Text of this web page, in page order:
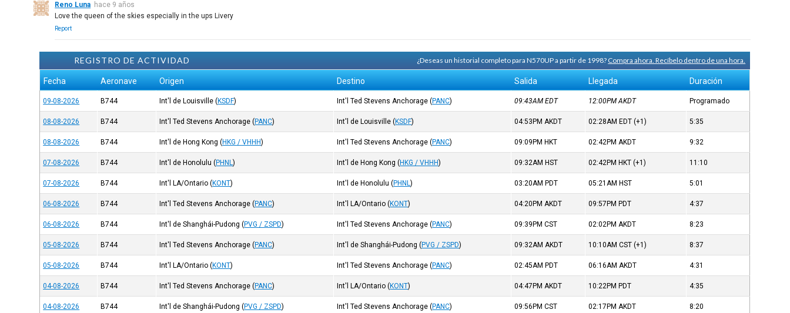
Reno Luna hace 9 años
Love the queen of the skies especially in the ups Livery
Report
REGISTRO DE ACTIVIDAD ¿Deseas un historial completo para N570UP a partir de 1998?Compra ahora. Recíbelo dentro de una hora.
Fecha Aeronave Origen Destino Salida Llegada Duración
09-08-2026 B744 Int'l de Louisville (KSDF) Int'l Ted Stevens Anchorage (PANC) 09:43AMEDT 12:00PMAKDT Programado
08-08-2026 B744 Int'l Ted Stevens Anchorage (PANC) Int'l de Louisville (KSDF) 04:53PMAKDT 02:28AM EDT (+1) 5:35
08-08-2026 B744 Int'l de Hong Kong (HKG / VHHH) Int'l Ted Stevens Anchorage (PANC) 09:09PM HKT 02:42PMAKDT 9:32
07-08-2026 B744 Int'l de Honolulu (PHNL) Int'l de Hong Kong (HKG / VHHH) 09:32AM HST 02:42PM HKT (+1) 11:10
07-08-2026 B744 Int'l LA/Ontario (KONT) Int'l de Honolulu (PHNL) 03:20AM PDT 05:21AM HST 5:01
06-08-2026 B744 Int'l Ted Stevens Anchorage (PANC) Int'l LA/Ontario (KONT) 04:20PMAKDT 09:57PM PDT 4:37
06-08-2026 B744 Int'l de Shanghái-Pudong (PVG / ZSPD) Int'l Ted Stevens Anchorage (PANC) 09:39PMCST 02:02PMAKDT 8:23
05-08-2026 B744 Int'l Ted Stevens Anchorage (PANC) Int'l de Shanghái-Pudong (PVG / ZSPD) 09:32AMAKDT 10:10AMCST (+1) 8:37
05-08-2026 B744 Int'l LA/Ontario (KONT) Int'l Ted Stevens Anchorage (PANC) 02:45AM PDT 06:16AMAKDT 4:31
04-08-2026 B744 Int'l Ted Stevens Anchorage (PANC) Int'l LA/Ontario (KONT) 04:47PMAKDT 10:22PM PDT 4:35
04-08-2026 B744 Int'l de Shanghái-Pudong (PVG / ZSPD) Int'l Ted Stevens Anchorage (PANC) 09:56PMCST 02:17PMAKDT 8:20